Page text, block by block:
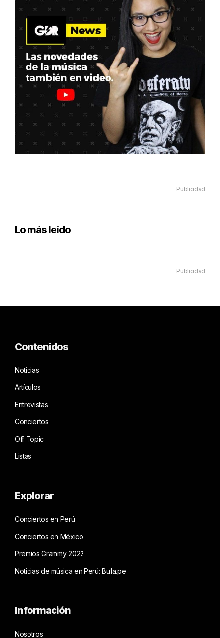
Publicidad
Lo más leído
Publicidad
Contenidos
Noticias
Artículos
Entrevistas
Conciertos
Off Topic
Listas
Explorar
Conciertos en Perú
Conciertos en México
Premios Grammy 2022
Noticias de música en Perú: Bulla.pe
Información
Nosotros